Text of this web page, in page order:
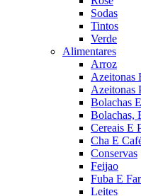
Sodas
Tintos
Verde
Alimentares
Arroz
Azeitonas
Azeitonas
Bolachas
Bolachas,
Cereais E
Cha E
Conservas
Feijao
Fuba E
Leites